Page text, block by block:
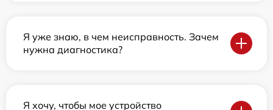
Я уже знаю, в чем неисправность. Зачем
нужна диагностика?
Я хочу, чтобы мое устройство